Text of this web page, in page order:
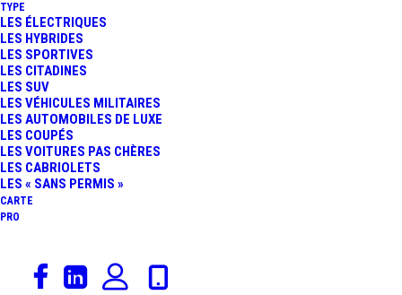
TYPE
LES ÉLECTRIQUES
LES HYBRIDES
LES SPORTIVES
LES CITADINES
LES SUV
LES VÉHICULES MILITAIRES
LES AUTOMOBILES DE LUXE
LES COUPÉS
LES VOITURES PAS CHÈRES
LES CABRIOLETS
LES « SANS PERMIS »
CARTE
PRO
La firme de Gaydon en dit plus
concernant la motorisation de la future